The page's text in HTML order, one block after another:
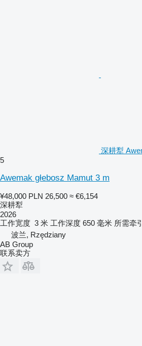
深耕犁
5
Awemak głebosz Mamut 3 m
¥48,000 PLN 26,500 ≈ €6,154
深耕犁
2026
工作宽度 3 米 工作深度 650 毫米 所需牵
波兰, Rzędziany
AB Group
联系卖方